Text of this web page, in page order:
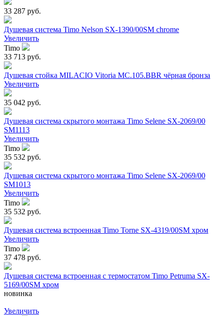
33 287 руб.
Душевая система Timo Nelson SX-1390/00SM chrome
Увеличить
Timo
33 713 руб.
Душевая стойка MILACIO Vitoria MC.105.BBR чёрная бронза
Увеличить
35 042 руб.
Душевая система скрытого монтажа Timo Selene SX-2069/00
SM1113
Увеличить
Timo
35 532 руб.
Душевая система скрытого монтажа Timo Selene SX-2069/00
SM1013
Увеличить
Timo
35 532 руб.
Душевая система встроенная Timo Torne SX-4319/00SM хром
Увеличить
Timo
37 478 руб.
Душевая система встроенная с термостатом Timo Petruma SX-
5169/00SM хром
новинка
Увеличить